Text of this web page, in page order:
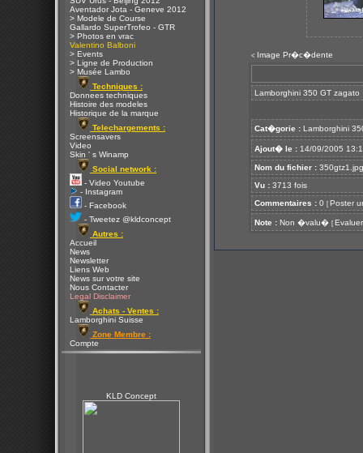
Aventador Jota - Geneve 2012
> Modele de Course
Gallardo SuperTrofeo - GTR
> Photos en vrac
Valentino Balboni
> Events
> Ligne de Production
> Musée Lambo
Techniques :
Donnees techniques
Histoire des modeles
Historique de la marque
Telechargements :
Screensavers
Video
Skin ' s Winamp
Social network :
- Video Youtube
- Instagram
- Facebook
- Tweetez @kldconcept
Autres :
Accueil
News
Newsletter
Liens Web
News sur votre site
Nous Contacter
Legal Disclaimer
Achats - Ventes :
Lamborghini Suisse
Zone Membre :
Compte
KLD Concept
< Image Pr�c�dente
Lamborghini 350 GT zagato
Cat�gorie : Lamborghini
Ajout� le : 14/09/2005
Nom du fichier : 350gtz1.jpg
Vu : 3713 fois
Commentaires : 0 [ Poster
Note : Non �valu� [ Evaluer